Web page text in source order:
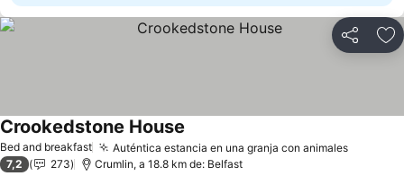
Compartir
Bed and breakfast Auténtica estancia en una granja con animales
Crookedstone House
7,2 273 Crumlin, a 18.8 km de: Belfast